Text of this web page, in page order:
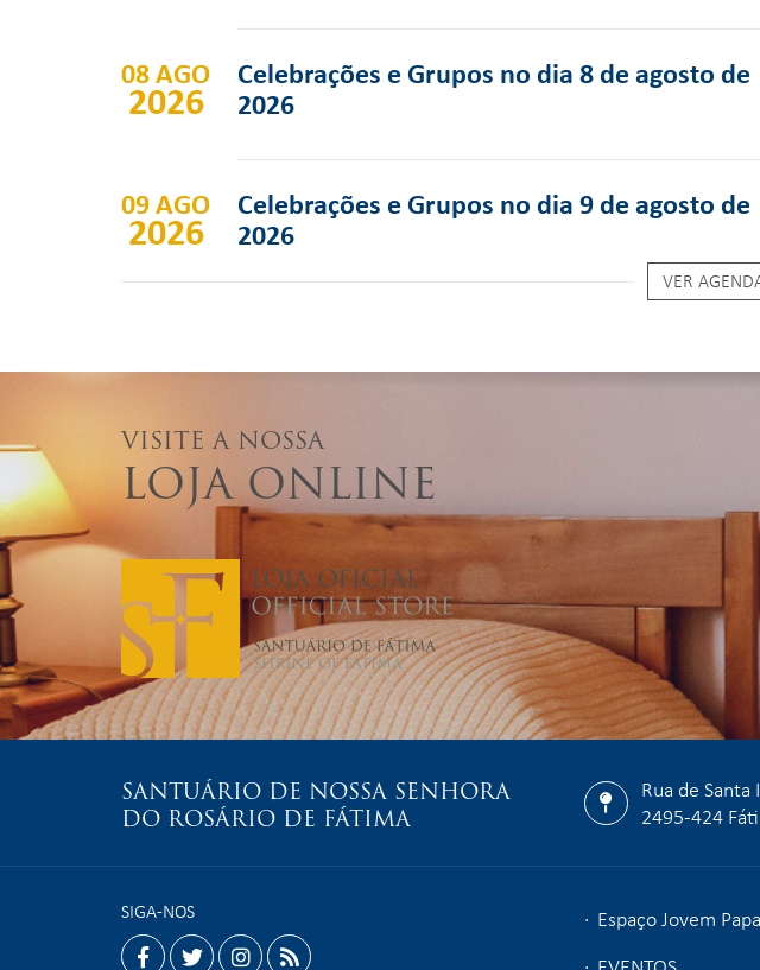
08 AGO
2026
Celebrações e Grupos no dia 8 de agosto de
2026
09 AGO
2026
Celebrações e Grupos no dia 9 de agosto de
2026
VER
VISITE A NOSSA
LOJA ONLINE
SANTUÁRIO DE NOSSA SENHORA
DO ROSÁRIO DE FÁTIMA
Rua de Santa
2495-424
Espaço Jovem
SIGA-NOS